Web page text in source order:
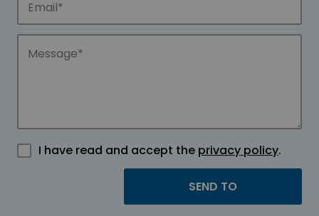
I have read and accept the privacy policy.